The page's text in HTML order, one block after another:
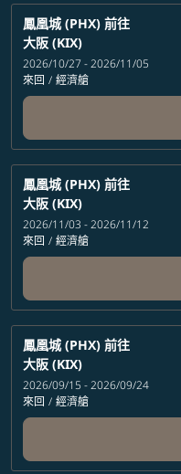
鳳凰城 (PHX) 前往
大阪 (KIX)
2026/10/27 - 2026/11/05
來回 / 經濟艙
鳳凰城 (PHX) 前往
大阪 (KIX)
2026/11/03 - 2026/11/12
來回 / 經濟艙
鳳凰城 (PHX) 前往
大阪 (KIX)
2026/09/15 - 2026/09/24
來回 / 經濟艙